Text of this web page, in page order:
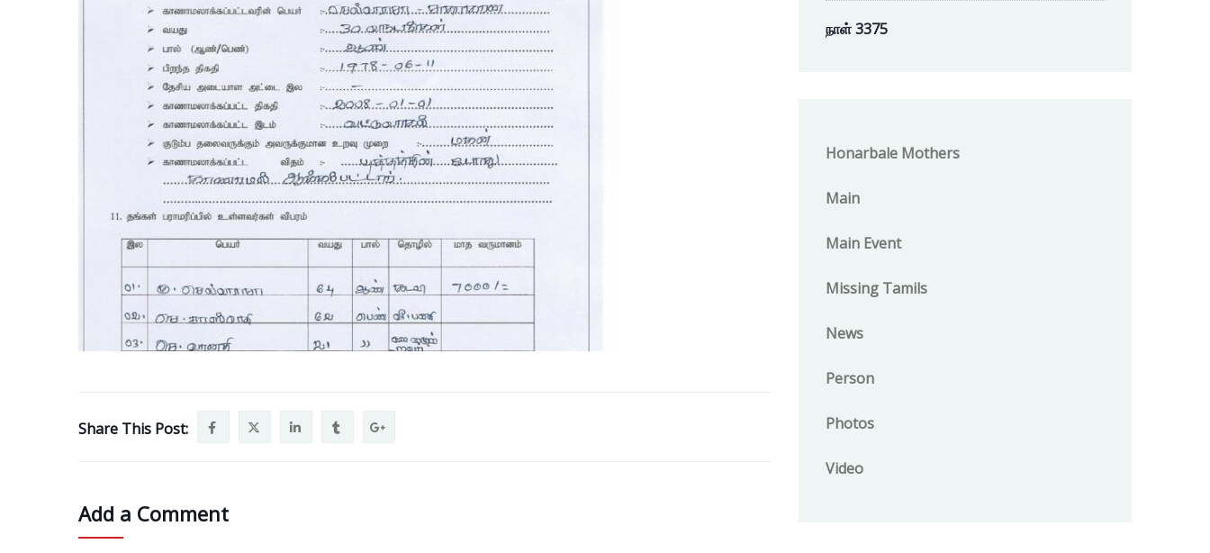
Share This Post:
Add a Comment
நாள் 3375
Honarbale Mothers
Main
Main Event
Missing Tamils
News
Person
Photos
Video